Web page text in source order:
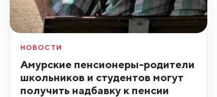
НОВОСТИ
Амурские пенсионеры-родители
школьников и студентов могут
получить надбавку к пенсии